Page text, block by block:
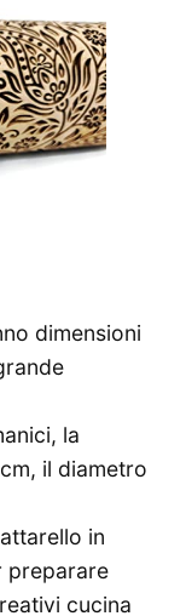
dimensioni
la
il diametro
in
preparare
cucina